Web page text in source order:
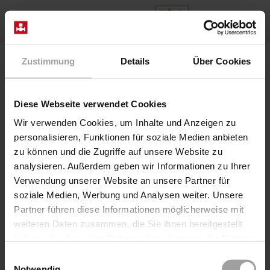
Zustimmung Details Über Cookies
Diese Webseite verwendet Cookies
Wir verwenden Cookies, um Inhalte und Anzeigen zu
personalisieren, Funktionen für soziale Medien anbieten
zu können und die Zugriffe auf unsere Website zu
analysieren. Außerdem geben wir Informationen zu Ihrer
Verwendung unserer Website an unsere Partner für
soziale Medien, Werbung und Analysen weiter. Unsere
Partner führen diese Informationen möglicherweise mit
weiteren Daten zusammen, die Sie ihnen bereitgestellt
DE